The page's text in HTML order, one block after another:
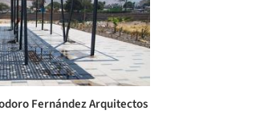
Fernández Arquitectos